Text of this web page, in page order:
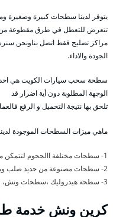
يتوفر لدينا سطحات كبيرة وصغيرة
تتعرض للتعطل في طرق مقطوعة
مراكز تصليح فقط اتصل بناونحن
الجودة والاداء.
سطحة سحب سيارات الكويت هي احدى
الوجهة المطلوبة دون أية اضرار قد
تلحق بها نتيجة التحميل و الرفع
ماهي ميزات السطحات الموجودة
1- سطحات مختلفة االحجوم لتتمكن من تحميل جميع السيارات على مختلف احجامها .
2- سطحات مصنوعة من حديد صلب ومتين جدا لتكون متمكنة من استيعاب أثقال كبيرة.
3- سطحة هيدروليك ،سطحات ونش، سطحة كرين وغيرها.
كرين ونش خدمة